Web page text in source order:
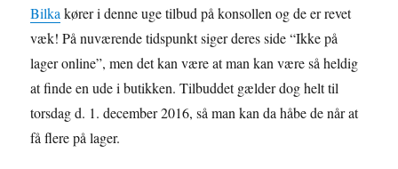
Bilka kører i denne uge tilbud på konsollen og de er revet
væk! På nuværende tidspunkt siger deres side “Ikke på
lager online”, men det kan være at man kan være så heldig
at finde en ude i butikken. Tilbuddet gælder dog helt til
torsdag d. 1. december 2016, så man kan da håbe de når at
få flere på lager.